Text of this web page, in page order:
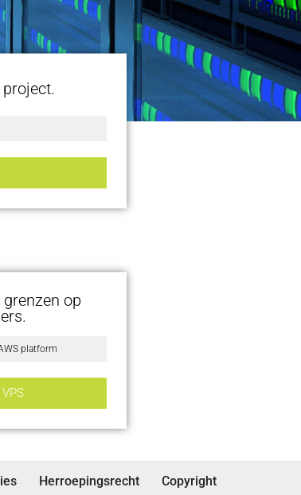
op
platform
Herroepingsrecht Copyright